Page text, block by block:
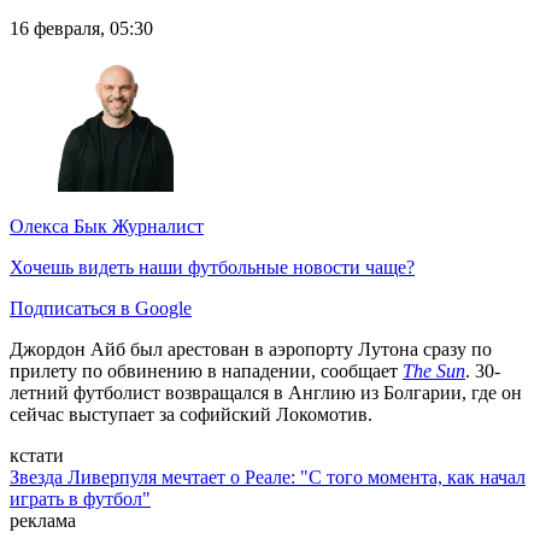
16 февраля, 05:30
Олекса Бык Журналист
Хочешь видеть наши футбольные новости чаще?
Подписаться в Google
Джордон Айб был арестован в аэропорту Лутона сразу по
прилету по обвинению в нападении, сообщает The Sun. 30-
летний футболист возвращался в Англию из Болгарии, где он
сейчас выступает за софийский Локомотив.
кстати
Звезда Ливерпуля мечтает о Реале: "С того момента, как начал
играть в футбол"
реклама